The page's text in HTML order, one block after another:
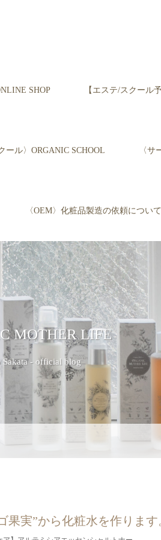
SHOP 【エステ/スクール
ール〉ORGANIC SCHOOL 〈サ
〈OEM〉化粧品製造の依頼について
MOTHER LIFE
Sakata - official blog
果実”から化粧水を作ります